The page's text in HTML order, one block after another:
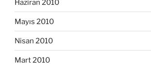
Haziran 2010
Mayıs 2010
Nisan 2010
Mart 2010